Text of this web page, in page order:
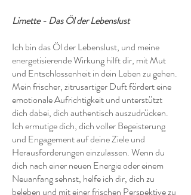
Limette - Das Öl der Lebenslust
Ich bin das Öl der Lebenslust, und meine
energetisierende Wirkung hilft dir, mit Mut
und Entschlossenheit in dein Leben zu gehen.
Mein frischer, zitrusartiger Duft fördert eine
emotionale Aufrichtigkeit und unterstützt
dich dabei, dich authentisch auszudrücken.
Ich ermutige dich, dich voller Begeisterung
und Engagement auf deine Ziele und
Herausforderungen einzulassen. Wenn du
dich nach einer neuen Energie oder einem
Neuanfang sehnst, helfe ich dir, dich zu
beleben und mit einer frischen Perspektive zu